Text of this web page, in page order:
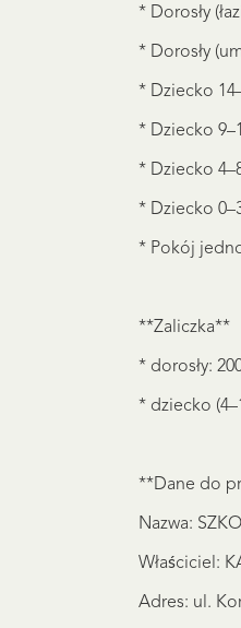
* Dorosły
* Dorosły
* Dziecko
* Dziecko
* Dziecko
* Dziecko
* Pokój
**Zaliczka**
* dorosły:
* dziecko
**Dane do
Nazwa:
Właściciel:
Adres: ul.